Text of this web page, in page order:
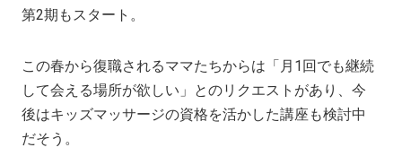
第2期もスタート。
この春から復職されるママたちからは「月1回でも継続
して会える場所が欲しい」とのリクエストがあり、今
後はキッズマッサージの資格を活かした講座も検討中
だそう。